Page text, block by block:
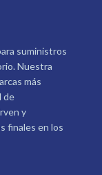
suministros
Nuestra
más
de
y
finales en los